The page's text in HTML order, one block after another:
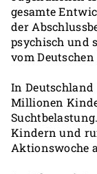
gesamte
der
psychisch und
vom
In Deutschland
Millionen
Suchtbelastung.
Kindern und
Aktionswoche